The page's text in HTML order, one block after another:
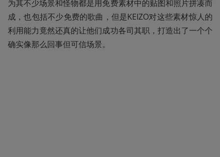
为其不少场景和怪物都是用免费素材中的贴图和照片拼凑而
成，也包括不少免费的歌曲，但是KEIZO对这些素材惊人的
利用能力竟然还真的让他们成功各司其职，打造出了一个个
确实像那么回事但可信场景。